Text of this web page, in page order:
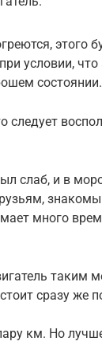
этого
условии,
состоянии.
следует
слаб, и в
много
таким
сразу же
км. Но